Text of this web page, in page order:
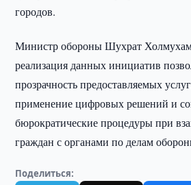
городов.
Министр обороны Шухрат
реализация данных инициатив
прозрачность предоставляемых
применение цифровых решений и
бюрократические процедуры при
граждан с органами по делам
Поделиться: